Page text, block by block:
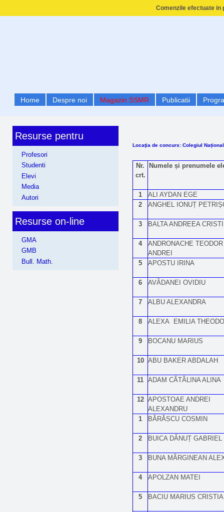
Comenzile efectuate in
Home Despre noi Magazin SSMR Publicatii
Locaţia de concurs: Colegiul
Nr.
crt.
Numele și prenumele
1
ALI AYDAN EGE
2
ANGHEL IONUȚ
3 BALTA ANDREEA
4
ANDRONACHE TEODOR
ANDREI
5
APOSTU IRINA
6 AVĂDANEI OVIDIU
7 ALBU ALEXANDRA
8 ALEXA EMILIA
9 BOCANU MARIUS
10 ABU BAKER ABDALAH
11 ADAM CĂTĂLINA ALINA
12 APOSTOAE ANDREI
ALEXANDRU
1
BĂRĂSCU COSMIN
2 BUICA DĂNUȚ GABRIEL
3 BUNA MĂRGINEAN
4 APOLZAN MATEI
5 BACIU MARIUS
Resurse pentru
Profesori
Studenti
Elevi
Media
Autori
Resurse on-line
GMA
GMB
Bull. Math.